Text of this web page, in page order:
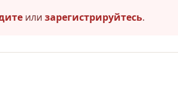
или зарегистрируйтесь.